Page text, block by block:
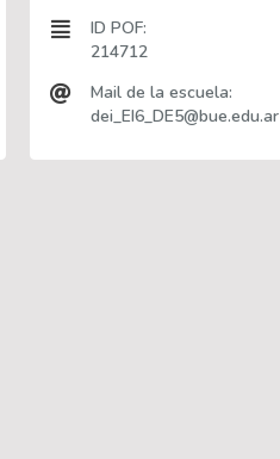
ID POF:
214712
Mail de la escuela:
dei_EI6_DE5@bue.edu.ar